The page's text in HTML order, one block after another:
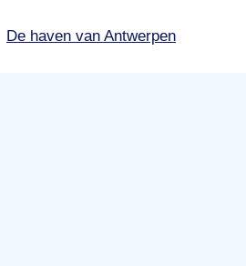
De haven van Antwerpen